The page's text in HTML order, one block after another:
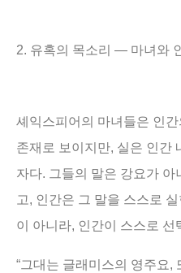
2. 유혹의 목소리 ― 마녀와
셰익스피어의 마녀들은 인
존재로 보이지만, 실은 인간
자다. 그들의 말은 강요가 아
고, 인간은 그 말을 스스로
이 아니라, 인간이 스스로 선
“그대는 글래미스의 영주요,